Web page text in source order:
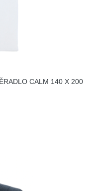
CALM 140 X 200